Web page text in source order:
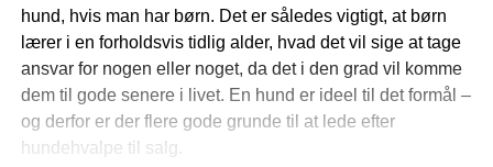
hund, hvis man har børn. Det er således vigtigt, at børn
lærer i en forholdsvis tidlig alder, hvad det vil sige at tage
ansvar for nogen eller noget, da det i den grad vil komme
dem til gode senere i livet. En hund er ideel til det formål –
og derfor er der flere gode grunde til at lede efter
hundehvalpe til salg.